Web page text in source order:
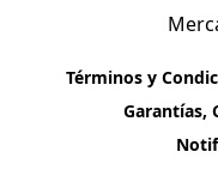
Términos y
Garantías,